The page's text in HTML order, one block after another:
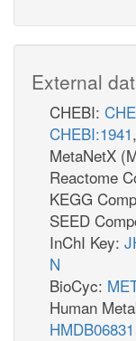
External
CHEBI:
CHEBI:1941,
MetaNetX
Reactome
KEGG
SEED
InChI Key:
N
BioCyc:
Human
HMDB06831